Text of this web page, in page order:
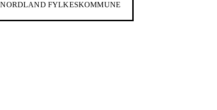
NORDLAND FYLKESKOMMUNE